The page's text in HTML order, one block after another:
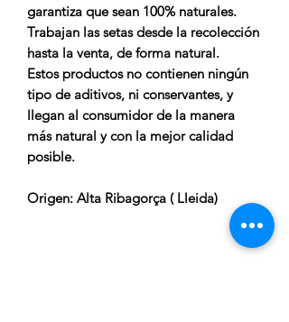
garantiza que sean 100% naturales.
Trabajan las setas desde la recolección
hasta la venta, de forma natural.
Estos productos no contienen ningún
tipo de aditivos, ni conservantes, y
llegan al consumidor de la manera
más natural y con la mejor calidad
posible.
Origen: Alta Ribagorça ( Lleida)